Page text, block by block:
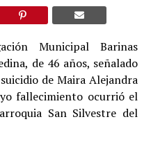
Municipal Barinas
de 46 años, señalado
de Maira Alejandra
fallecimiento ocurrió el
San Silvestre del